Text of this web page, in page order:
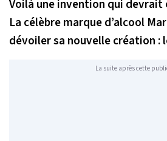
Voilà une invention qui devrait
La célèbre marque d’alcool
dévoiler sa nouvelle création :
La suite après cette